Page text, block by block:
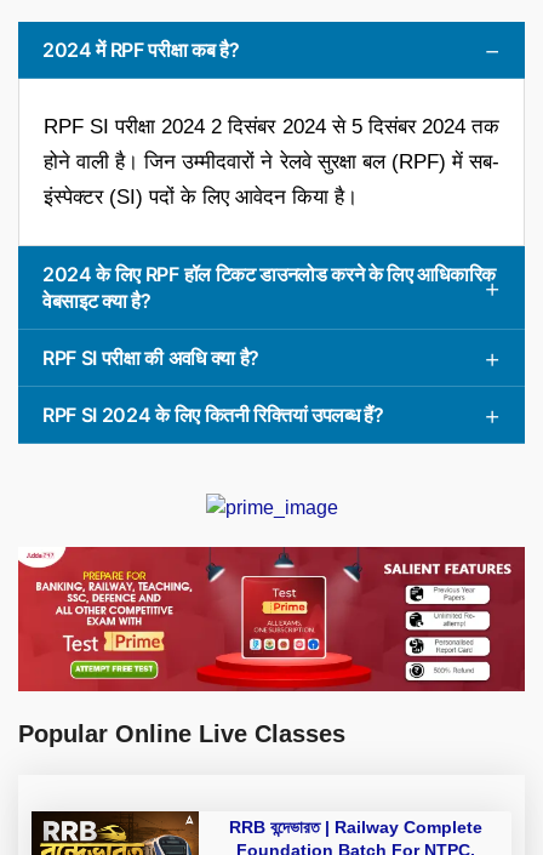
2024 में RPF परीक्षा कब है?
RPF SI परीक्षा 2024 2 दिसंबर 2024 से 5 दिसंबर 2024 तक
होने वाली है। जिन उम्मीदवारों ने रेलवे सुरक्षा बल (RPF) में सब-
इंस्पेक्टर (SI) पदों के लिए आवेदन किया है।
2024 के लिए RPF हॉल टिकट डाउनलोड करने के लिए आधिकारिक
वेबसाइट क्या है?
RPF SI परीक्षा की अवधि क्या है?
RPF SI 2024 के लिए कितनी रिक्तियां उपलब्ध हैं?
Popular Online Live Classes
RRB বন্দেভারত | Railway Complete
Foundation Batch For NTPC,